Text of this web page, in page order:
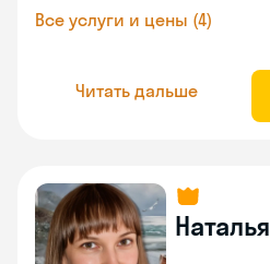
Все услуги и цены (4)
Читать дальше
Наталья